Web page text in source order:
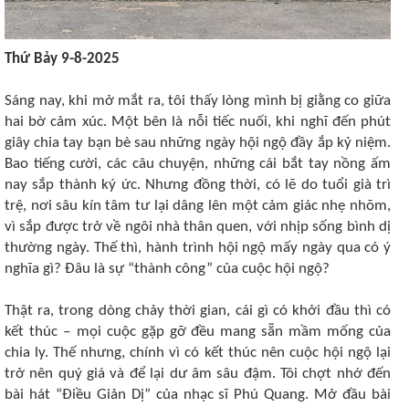
Thứ Bảy 9-8-2025
Sáng nay, khi mở mắt ra, tôi thấy lòng mình bị giằng co giữa
hai bờ cảm xúc. Một bên là nỗi tiếc nuối, khi nghĩ đến phút
giây chia tay bạn bè sau những ngày hội ngộ đầy ắp kỷ niệm.
Bao tiếng cười, các câu chuyện, những cái bắt tay nồng ấm
nay sắp thành ký ức. Nhưng đồng thời, có lẽ do tuổi già trì
trệ, nơi sâu kín tâm tư lại dâng lên một cảm giác nhẹ nhõm,
vì sắp được trở về ngôi nhà thân quen, với nhịp sống bình dị
thường ngày. Thế thì, hành trình hội ngộ mấy ngày qua có ý
nghĩa gì? Đâu là sự “thành công” của cuộc hội ngộ?
Thật ra, trong dòng chảy thời gian, cái gì có khởi đầu thì có
kết thúc ‒ mọi cuộc gặp gỡ đều mang sẵn mầm mống của
chia ly. Thế nhưng, chính vì có kết thúc nên cuộc hội ngộ lại
trở nên quý giá và để lại dư âm sâu đậm. Tôi chợt nhớ đến
bài hát “Điều Giản Dị” của nhạc sĩ Phú Quang. Mở đầu bài